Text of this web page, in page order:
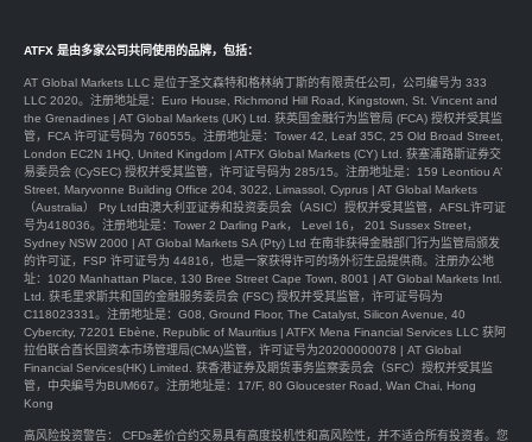
ATFX 是由多家公司共同使用的品牌，包括：
AT Global Markets LLC 是位于圣文森特和格林纳丁斯的有限责任公司，公司编号为 333
LLC 2020。注册地址是：Euro House, Richmond Hill Road, Kingstown, St. Vincent and
the Grenadines | AT Global Markets (UK) Ltd. 获英国金融行为监管局 (FCA) 授权并受其监
管，FCA 许可证号码为 760555。注册地址是：Tower 42, Leaf 35C, 25 Old Broad Street,
London EC2N 1HQ, United Kingdom | ATFX Global Markets (CY) Ltd. 获塞浦路斯证券交
易委员会 (CySEC) 授权并受其监管，许可证号码为 285/15。注册地址是：159 Leontiou A’
Street, Maryvonne Building Office 204, 3022, Limassol, Cyprus | AT Global Markets
（Australia） Pty Ltd由澳大利亚证券和投资委员会（ASIC）授权并受其监管，AFSL许可证
号为418036。注册地址是：Tower 2 Darling Park， Level 16， 201 Sussex Street，
Sydney NSW 2000 | AT Global Markets SA (Pty) Ltd 在南非获得金融部门行为监管局颁发
的许可证，FSP 许可证号为 44816，也是一家获得许可的场外衍生品提供商。注册办公地
址：1020 Manhattan Place, 130 Bree Street Cape Town, 8001 | AT Global Markets Intl.
Ltd. 获毛里求斯共和国的金融服务委员会 (FSC) 授权并受其监管，许可证号码为
C118023331。注册地址是：G08, Ground Floor, The Catalyst, Silicon Avenue, 40
Cybercity, 72201 Ebène, Republic of Mauritius | ATFX Mena Financial Services LLC 获阿
拉伯联合酋长国资本市场管理局(CMA)监管，许可证号为20200000078 | AT Global
Financial Services(HK) Limited. 获香港证券及期货事务监察委员会（SFC）授权并受其监
管，中央編号为BUM667。注册地址是：17/F, 80 Gloucester Road, Wan Chai, Hong
Kong
高风险投资警告： CFDs差价合约交易具有高度投机性和高风险性，并不适合所有投资者。您